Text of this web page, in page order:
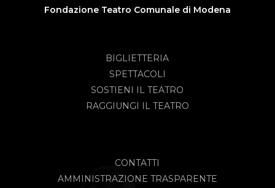
Fondazione Teatro Comunale di Modena
BIGLIETTERIA
SPETTACOLI
SOSTIENI IL TEATRO
RAGGIUNGI IL TEATRO
CONTATTI
AMMINISTRAZIONE TRASPARENTE